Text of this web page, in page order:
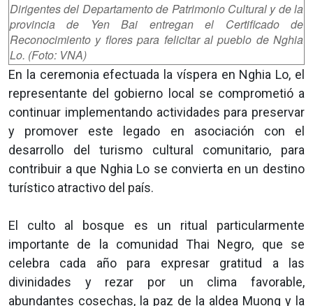
Dirigentes del Departamento de Patrimonio Cultural y de la
provincia de Yen Bai entregan el Certificado de
Reconocimiento y flores para felicitar al pueblo de Nghia
Lo. (Foto: VNA)
En la ceremonia efectuada la víspera en Nghia Lo, el
representante del gobierno local se comprometió a
continuar implementando actividades para preservar
y promover este legado en asociación con el
desarrollo del turismo cultural comunitario, para
contribuir a que Nghia Lo se convierta en un destino
turístico atractivo del país.
El culto al bosque es un ritual particularmente
importante de la comunidad Thai Negro, que se
celebra cada año para expresar gratitud a las
divinidades y rezar por un clima favorable,
abundantes cosechas, la paz de la aldea Muong y la